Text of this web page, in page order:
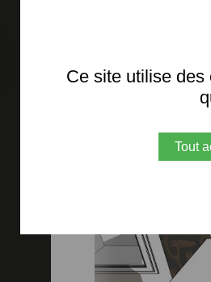
Ce site utilise
Tout